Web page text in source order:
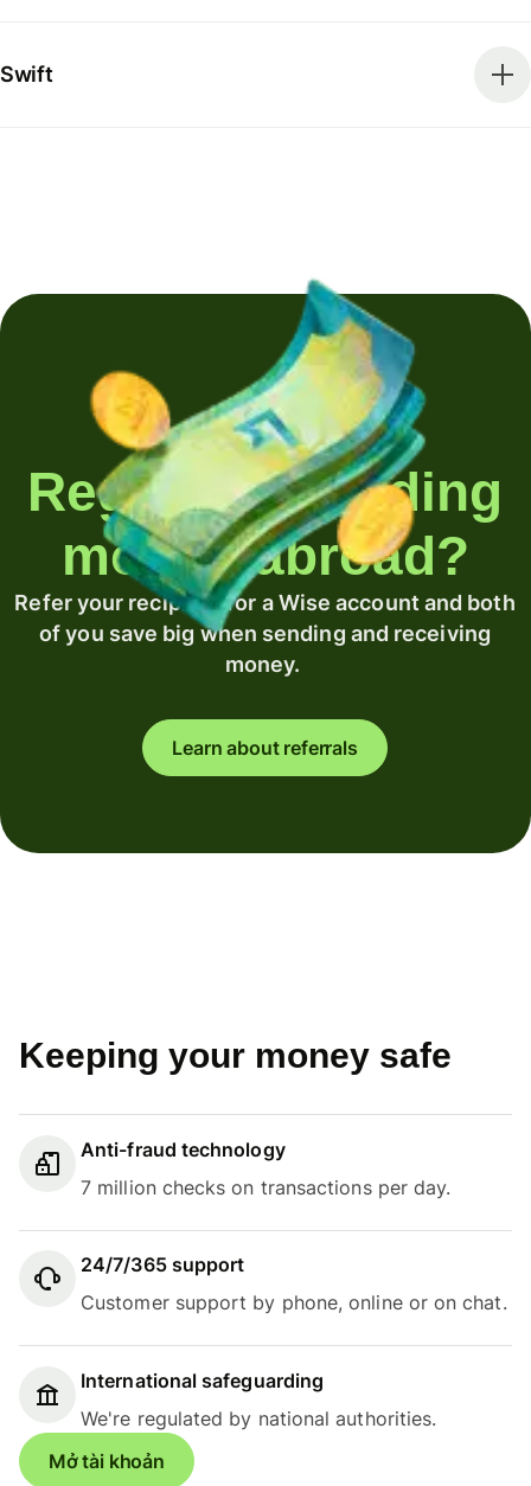
Swift
Regularly sending
money abroad?
Refer your recipient for a Wise account and both
of you save big when sending and receiving
money.
Learn about referrals
Keeping your money safe
Anti-fraud technology
7 million checks on transactions per day.
24/7/365 support
Customer support by phone, online or on chat.
International safeguarding
We're regulated by national authorities.
Mở tài khoản